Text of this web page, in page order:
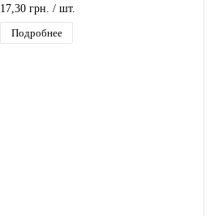
17,30 грн. / шт.
Подробнее